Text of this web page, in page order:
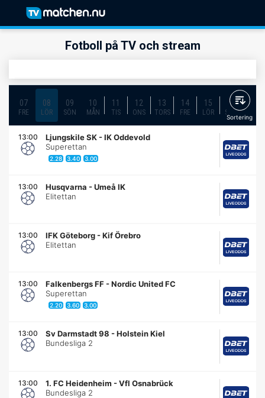
Fotboll på TV och stream
07
FRE
08
LÖR
09
SÖN
10
MÅN
11
TIS
12
ONS
13
TORS
14
FRE
15
LÖR
16
SÖN
Sortering
13:00 Ljungskile SK -IK Oddevold
Superettan
2.28 3.40 3.00
13:00 Husqvarna -Umeå IK
Elitettan
13:00 IFK Göteborg -Kif Örebro
Elitettan
13:00 Falkenbergs FF -Nordic United FC
Superettan
2.20 3.60 3.00
13:00 Sv Darmstadt 98 -Holstein Kiel
Bundesliga 2
13:00 1. FC Heidenheim -Vfl Osnabrück
Bundesliga 2